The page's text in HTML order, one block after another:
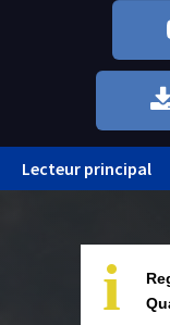
Lecteur principal
i